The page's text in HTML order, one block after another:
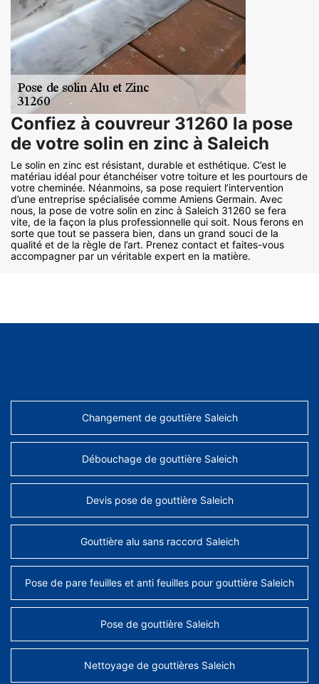
Confiez à couvreur 31260 la pose
de votre solin en zinc à Saleich
Le solin en zinc est résistant, durable et esthétique. C’est le
matériau idéal pour étanchéiser votre toiture et les pourtours de
votre cheminée. Néanmoins, sa pose requiert l’intervention
d’une entreprise spécialisée comme Amiens Germain. Avec
nous, la pose de votre solin en zinc à Saleich 31260 se fera
vite, de la façon la plus professionnelle qui soit. Nous ferons en
sorte que tout se passera bien, dans un grand souci de la
qualité et de la règle de l’art. Prenez contact et faites-vous
accompagner par un véritable expert en la matière.
Changement de gouttière Saleich
Débouchage de gouttière Saleich
Devis pose de gouttière Saleich
Gouttière alu sans raccord Saleich
Pose de pare feuilles et anti feuilles pour gouttière Saleich
Pose de gouttière Saleich
Nettoyage de gouttières Saleich